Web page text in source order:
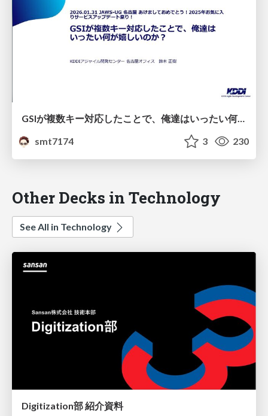
GSIが複数キー対応したことで、俺達はいったい何が嬉しいのか？
smt7174
3 230
Other Decks in Technology
See All in Technology
Digitization部 紹介資料